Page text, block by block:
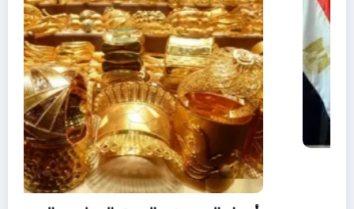
اللواء هشام آمنة : تمويل 394 مشروعاً صغيراً
ومتناهى الصغر بجملة استثمارات 6 ملايين جنيه